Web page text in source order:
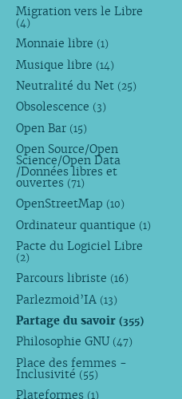
Migration vers le Libre
(4)
Monnaie libre (1)
Musique libre (14)
Neutralité du Net (25)
Obsolescence (3)
Open Bar (15)
Open Source/Open
Science/Open Data
/Données libres et
ouvertes (71)
OpenStreetMap (10)
Ordinateur quantique (1)
Pacte du Logiciel Libre
(2)
Parcours libriste (16)
Parlezmoid’IA (13)
Partage du savoir (355)
Philosophie GNU (47)
Place des femmes -
Inclusivité (55)
Plateformes (1)